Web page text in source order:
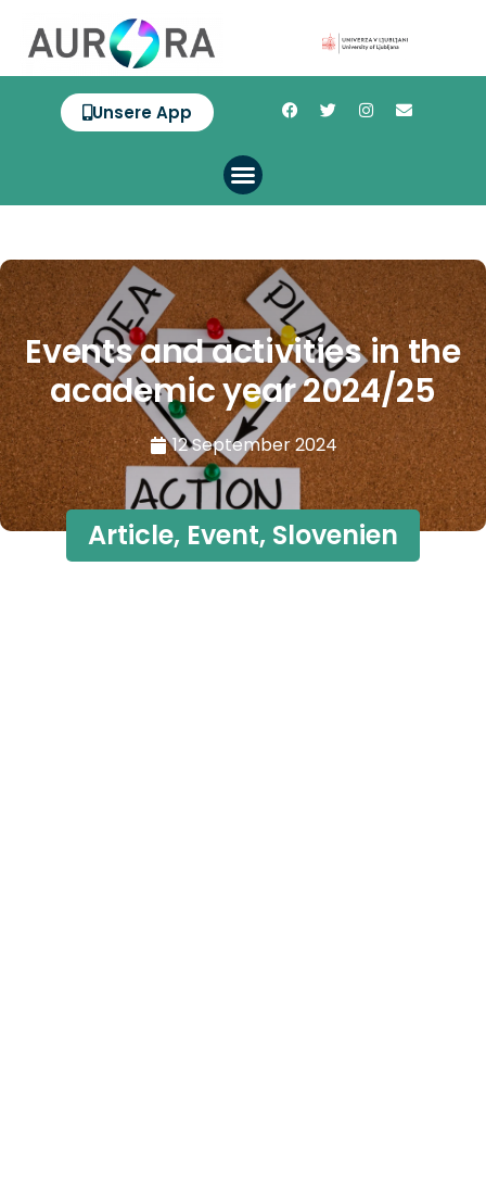
Unsere App
Events and activities in the
academic year 2024/25
12 September 2024
Article, Event, Slovenien